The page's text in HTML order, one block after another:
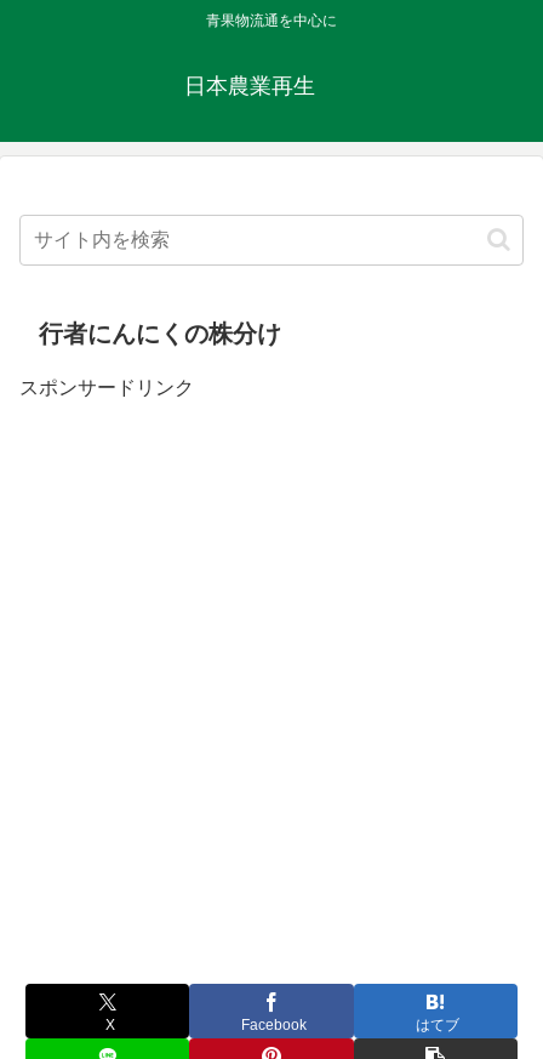
青果物流通を中心に
日本農業再生
行者にんにくの株分け
スポンサードリンク
X Facebook はてブ